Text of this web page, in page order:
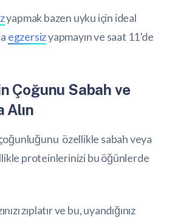
yapmak bazen uyku için ideal
egzersizyapmayın ve saat 11’de
Çoğunu Sabah ve
Alın
özellikle sabah veya
proteinlerinizi bu öğünlerde
zıplatır ve bu, uyandığınız